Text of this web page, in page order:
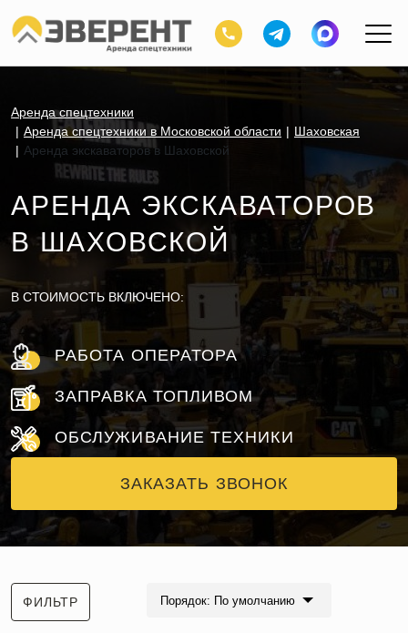
Аренда спецтехники
Аренда спецтехники в Московской области
Шаховская
Аренда экскаваторов в Шаховской
АРЕНДА ЭКСКАВАТОРОВ
В ШАХОВСКОЙ
В СТОИМОСТЬ ВКЛЮЧЕНО:
РАБОТА ОПЕРАТОРА
ЗАПРАВКА ТОПЛИВОМ
ОБСЛУЖИВАНИЕ ТЕХНИКИ
ЗАКАЗАТЬ ЗВОНОК
ФИЛЬТР Порядок: По умолчанию